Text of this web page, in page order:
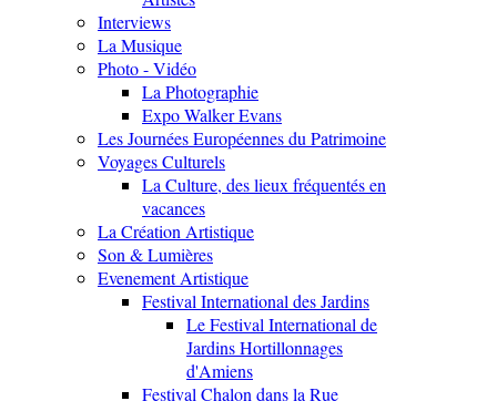
Interviews
La Musique
Photo - Vidéo
La Photographie
Expo Walker Evans
Les Journées Européennes du Patrimoine
Voyages Culturels
La Culture, des lieux fréquentés en
vacances
La Création Artistique
Son & Lumières
Evenement Artistique
Festival International des Jardins
Le Festival International de
Jardins Hortillonnages
d'Amiens
Festival Chalon dans la Rue